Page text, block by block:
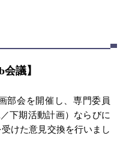
議】
部会を開催し、専門委員
下期活動計画）ならびに
けた意見交換を行いまし